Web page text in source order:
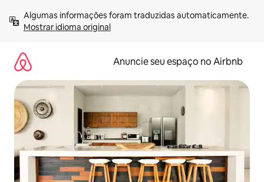
para
Mostrar idioma original
Anuncie seu espaço no Airbnb